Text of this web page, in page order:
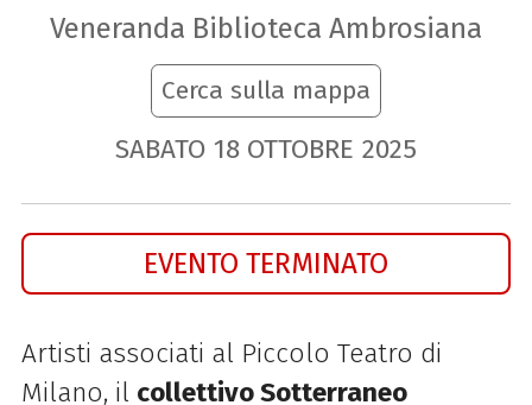
Veneranda Biblioteca Ambrosiana
Cerca sulla mappa
SABATO 18 OTTOBRE 2025
EVENTO TERMINATO
Artisti associati al Piccolo Teatro di
Milano, il collettivo Sotterraneo